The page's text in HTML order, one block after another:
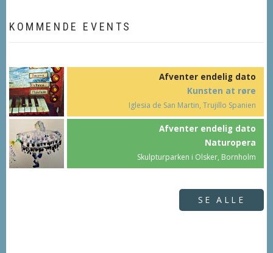
KOMMENDE EVENTS
Afventer endelig dato
Kunsten at røre
Iglesia de San Martin, Trujillo Spanien
Afventer endelig dato
Naturopera
Skulpturparken i Olsker, Bornholm
SE ALLE